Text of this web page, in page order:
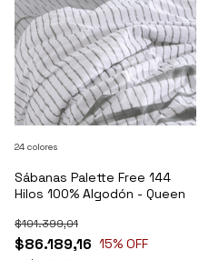
Sábanas Palette Free 144
Hilos 100% Algodón - Queen
$86.189,16
$101.399,01
15% OFF
24 colores